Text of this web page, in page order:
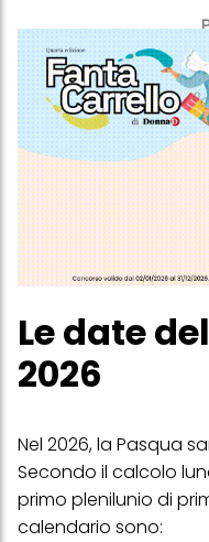
Le date
2026
Nel 2026, la Pasqua
Secondo il calcolo
primo plenilunio di
calendario sono: